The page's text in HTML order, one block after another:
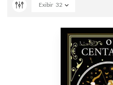
Exibir 32